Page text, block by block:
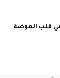
في قلب الموضة